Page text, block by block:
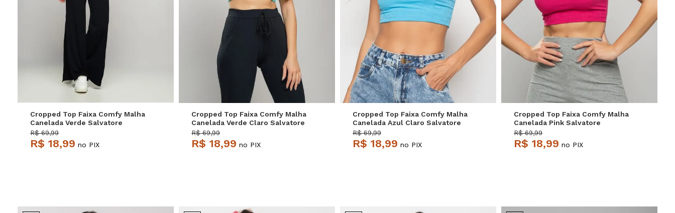
Cropped Top Faixa Comfy Malha
Canelada Verde Salvatore
R$ 69,99
R$ 18,99 no PIX
Cropped Top Faixa Comfy Malha
Canelada Verde Claro Salvatore
R$ 69,99
R$ 18,99 no PIX
P G
Cropped Top Faixa Comfy Malha
Canelada Azul Claro Salvatore
R$ 69,99
R$ 18,99 no PIX
P M G
Cropped Top Faixa Comfy Malha
Canelada Pink Salvatore
R$ 69,99
R$ 18,99 no PIX